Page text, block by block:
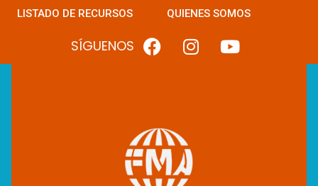
LISTADO DE RECURSOS QUIENES SOMOS
SÍGUENOS